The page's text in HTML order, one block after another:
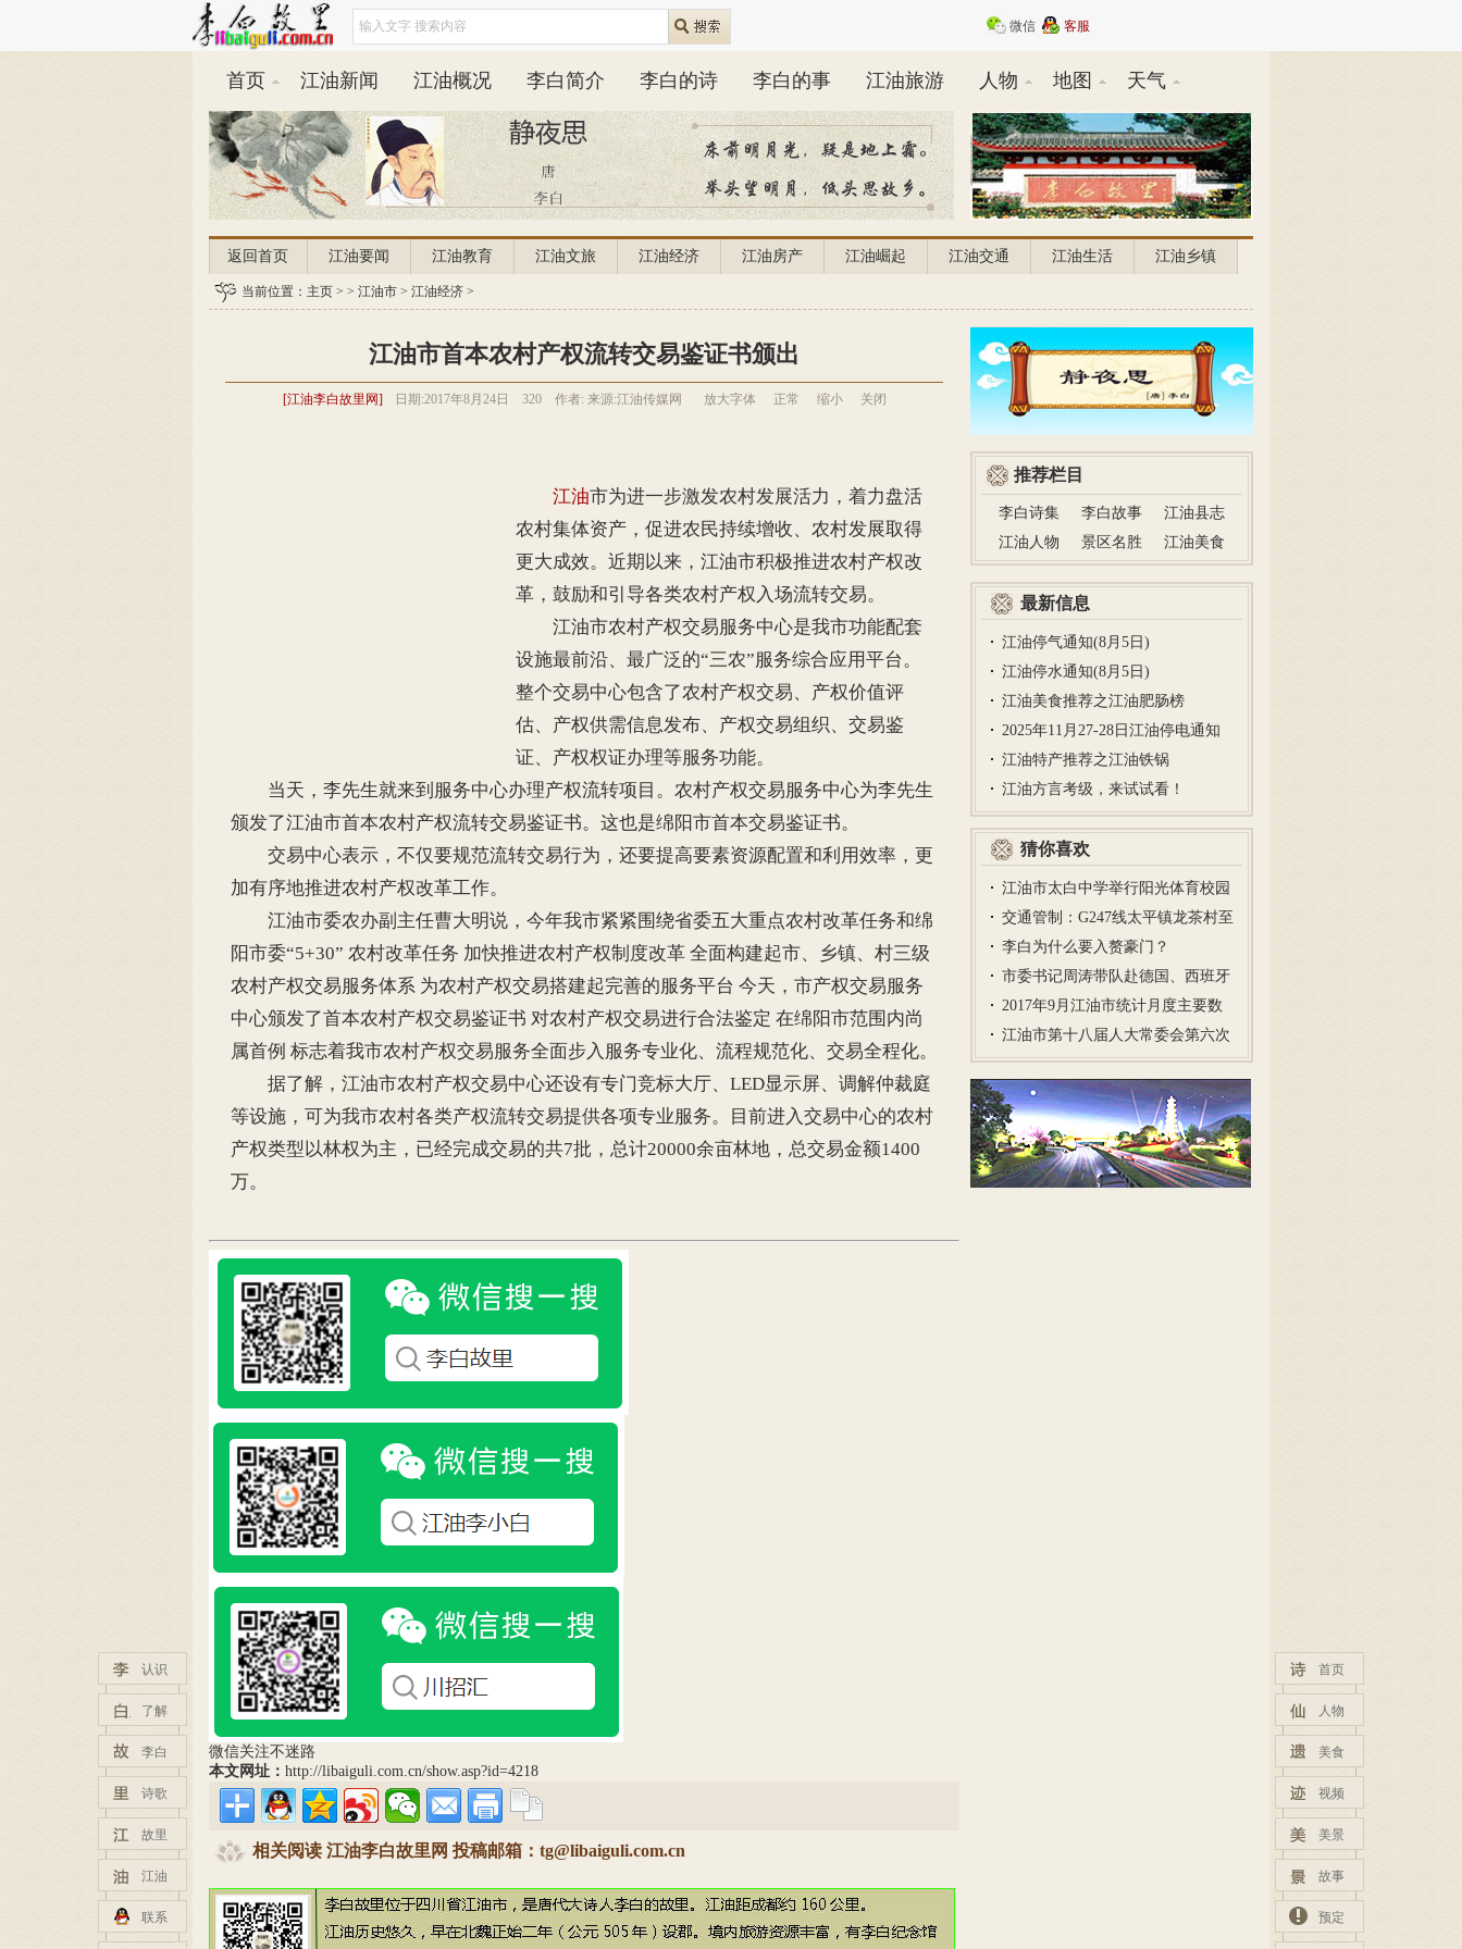
认识
了解
李白
诗歌
故里
江油
联系
首页
人物
美食
视频
美景
故事
预定
微信 客服
首页 江油新闻 江油概况 李白简介 李白的诗 李白的事 江油旅游 人物 地图 天气
返回首页 江油要闻 江油教育 江油文旅 江油经济 江油房产 江油崛起 江油交通 江油生活 江油乡镇
平安江油 江油天气
当前位置： 主页 > > 江油市 > 江油经济 >
江油市首本农村产权流转交易鉴证书颁出
[江油李白故里网] 日期:2017年8月24日 320 作者: 来源:江油传媒网 放大字体 正常 缩小 关闭
江油市为进一步激发农村发展活力，着力盘活
农村集体资产，促进农民持续增收、农村发展取得
更大成效。近期以来，江油市积极推进农村产权改
革，鼓励和引导各类农村产权入场流转交易。
江油市农村产权交易服务中心是我市功能配套
设施最前沿、最广泛的“三农”服务综合应用平台。
整个交易中心包含了农村产权交易、产权价值评
估、产权供需信息发布、产权交易组织、交易鉴
证、产权权证办理等服务功能。
当天，李先生就来到服务中心办理产权流转项目。农村产权交易服务中心为李先生
颁发了江油市首本农村产权流转交易鉴证书。这也是绵阳市首本交易鉴证书。
交易中心表示，不仅要规范流转交易行为，还要提高要素资源配置和利用效率，更
加有序地推进农村产权改革工作。
江油市委农办副主任曹大明说，今年我市紧紧围绕省委五大重点农村改革任务和绵
阳市委“5+30” 农村改革任务 加快推进农村产权制度改革 全面构建起市、乡镇、村三级
农村产权交易服务体系 为农村产权交易搭建起完善的服务平台 今天，市产权交易服务
中心颁发了首本农村产权交易鉴证书 对农村产权交易进行合法鉴定 在绵阳市范围内尚
属首例 标志着我市农村产权交易服务全面步入服务专业化、流程规范化、交易全程化。
据了解，江油市农村产权交易中心还设有专门竞标大厅、LED显示屏、调解仲裁庭
等设施，可为我市农村各类产权流转交易提供各项专业服务。目前进入交易中心的农村
产权类型以林权为主，已经完成交易的共7批，总计20000余亩林地，总交易金额1400
万。
微信关注不迷路
本文网址： http://libaiguli.com.cn/show.asp?id=4218
相关阅读 江油李白故里网 投稿邮箱：tg@libaiguli.com.cn
推荐栏目
李白诗集 李白故事
江油县志
江油人物
景区名胜 江油美食
最新信息
江油停气通知(8月5日)
江油停水通知(8月5日)
江油美食推荐之江油肥肠榜
2025年11月27-28日江油停电通知
江油特产推荐之江油铁锅
江油方言考级，来试试看！
猜你喜欢
江油市太白中学举行阳光体育校园
足…
交通管制：G247线太平镇龙茶村至
河…
李白为什么要入赘豪门？
市委书记周涛带队赴德国、西班牙
考…
2017年9月江油市统计月度主要数
据…
江油市第十八届人大常委会第六次
会…